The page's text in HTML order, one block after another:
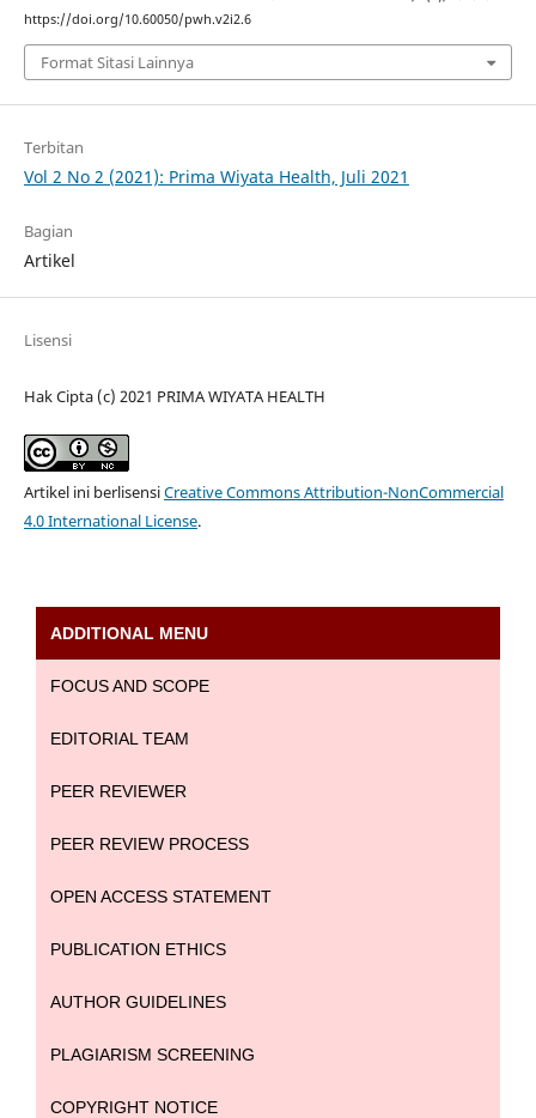
https://doi.org/10.60050/pwh.v2i2.6
Format Sitasi Lainnya
Terbitan
Vol 2 No 2 (2021): Prima Wiyata Health, Juli 2021
Bagian
Artikel
Lisensi
Hak Cipta (c) 2021 PRIMA WIYATA HEALTH
Artikel ini berlisensiCreative Commons Attribution-NonCommercial
4.0 International License.
ADDITIONAL MENU
FOCUS AND SCOPE
EDITORIAL TEAM
PEER REVIEWER
PEER REVIEW PROCESS
OPEN ACCESS STATEMENT
PUBLICATION ETHICS
AUTHOR GUIDELINES
PLAGIARISM SCREENING
COPYRIGHT NOTICE